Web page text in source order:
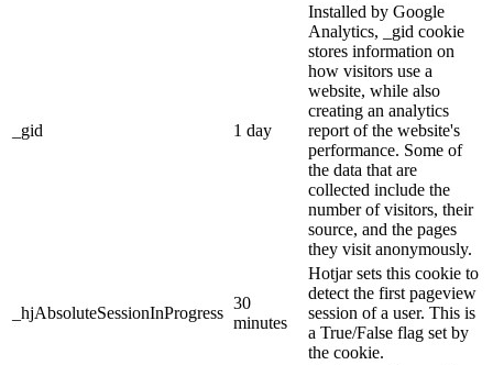
_gid 1 day
Installed by Google
Analytics, _gid cookie
stores information on
how visitors use a
website, while also
creating an analytics
report of the website's
performance. Some of
the data that are
collected include the
number of visitors, their
source, and the pages
they visit anonymously.
_hjAbsoluteSessionInProgress
30
minutes
Hotjar sets this cookie to
detect the first pageview
session of a user. This is
a True/False flag set by
the cookie.